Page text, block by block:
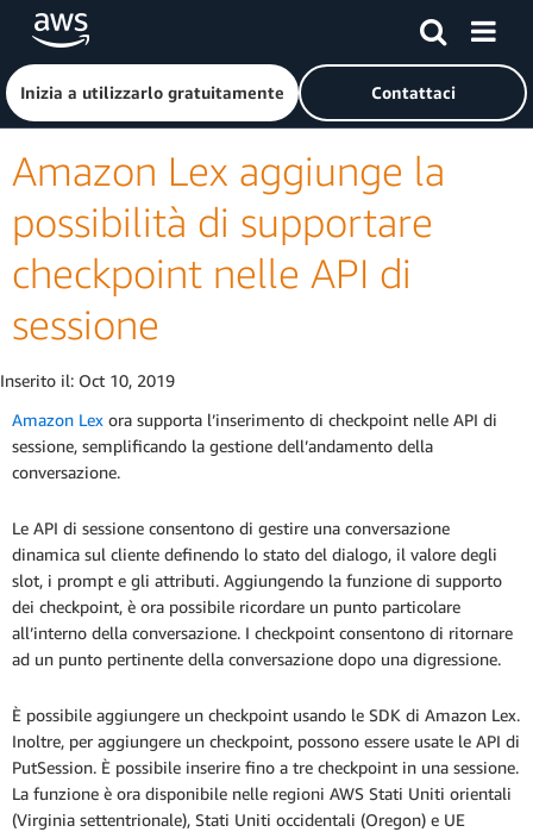
Passa al contenuto principale
Fai clic qui per tornare alla home page di Amazon Web
Inizia a utilizzarlo gratuitamente Contattaci
Amazon Lex aggiunge la
possibilità di supportare
checkpoint nelle API di
sessione
Inserito il: Oct 10, 2019
Amazon Lex ora supporta l’inserimento di checkpoint nelle API di
sessione, semplificando la gestione dell’andamento della
conversazione.
Le API di sessione consentono di gestire una conversazione
dinamica sul cliente definendo lo stato del dialogo, il valore degli
slot, i prompt e gli attributi. Aggiungendo la funzione di supporto
dei checkpoint, è ora possibile ricordare un punto particolare
all’interno della conversazione. I checkpoint consentono di ritornare
ad un punto pertinente della conversazione dopo una digressione.
È possibile aggiungere un checkpoint usando le SDK di Amazon Lex.
Inoltre, per aggiungere un checkpoint, possono essere usate le API di
PutSession. È possibile inserire fino a tre checkpoint in una sessione.
La funzione è ora disponibile nelle regioni AWS Stati Uniti orientali
(Virginia settentrionale), Stati Uniti occidentali (Oregon) e UE